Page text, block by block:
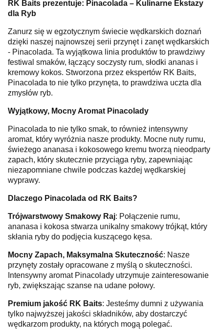
RK Baits prezentuje: Pinacolada – Kulinarne Ekstazy
dla Ryb
Zanurz się w egzotycznym świecie wędkarskich doznań
dzięki naszej najnowszej serii przynęt i zanęt wędkarskich
- Pinacolada. Ta wyjątkowa linia produktów to prawdziwy
festiwal smaków, łączący soczysty rum, słodki ananas i
kremowy kokos. Stworzona przez ekspertów RK Baits,
Pinacolada to nie tylko przynęta, to prawdziwa uczta dla
zmysłów ryb.
Wyjątkowy, Mocny Aromat Pinacolady
Pinacolada to nie tylko smak, to również intensywny
aromat, który wyróżnia nasze produkty. Mocne nuty rumu,
świeżego ananasa i kokosowego kremu tworzą nieodparty
zapach, który skutecznie przyciąga ryby, zapewniając
niezapomniane chwile podczas każdej wędkarskiej
wyprawy.
Dlaczego Pinacolada od RK Baits?
Trójwarstwowy Smakowy Raj: Połączenie rumu,
ananasa i kokosa stwarza unikalny smakowy trójkąt, który
skłania ryby do podjęcia kuszącego kęsa.
Mocny Zapach, Maksymalna Skuteczność: Nasze
przynęty zostały opracowane z myślą o skuteczności.
Intensywny aromat Pinacolady utrzymuje zainteresowanie
ryb, zwiększając szanse na udane połowy.
Premium jakość RK Baits: Jesteśmy dumni z używania
tylko najwyższej jakości składników, aby dostarczyć
wędkarzom produkty, na których mogą polegać.